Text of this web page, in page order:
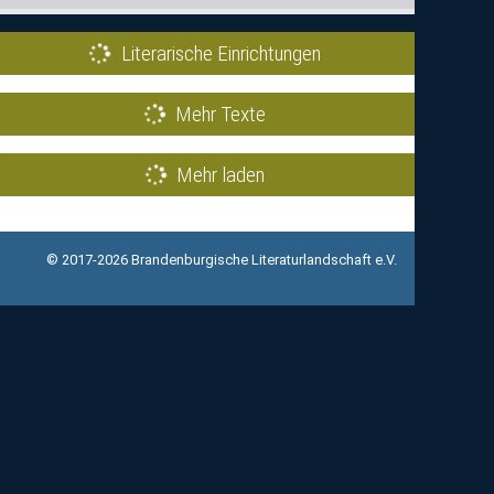
Literarische Einrichtungen
Mehr Texte
Mehr laden
© 2017-2026 Brandenburgische Literaturlandschaft e.V.